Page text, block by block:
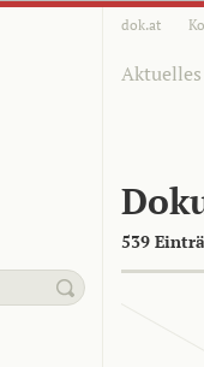
dok.at
Aktuelles
539